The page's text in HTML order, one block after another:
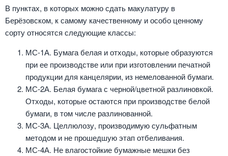
В пунктах, в которых можно сдать макулатуру в
Берёзовском, к самому качественному и особо ценному
сорту относятся следующие классы:
МС-1А. Бумага белая и отходы, которые образуются
при ее производстве или при изготовлении печатной
продукции для канцелярии, из немелованной бумаги.
МС-2А. Белая бумага с черной/цветной разлиновкой.
Отходы, которые остаются при производстве белой
бумаги, в том числе разлинованной.
МС-3А. Целлюлозу, производимую сульфатным
методом и не прошедшую этап отбеливания.
МС-4А. Не влагостойкие бумажные мешки без